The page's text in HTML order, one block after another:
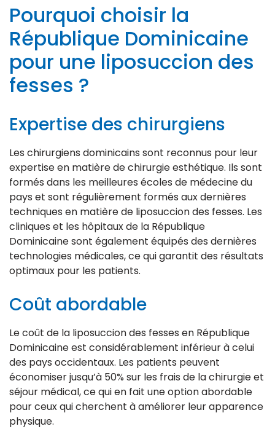
Pourquoi choisir la
République Dominicaine
pour une liposuccion des
fesses ?
Expertise des chirurgiens
Les chirurgiens dominicains sont reconnus pour leur
expertise en matière de chirurgie esthétique. Ils sont
formés dans les meilleures écoles de médecine du
pays et sont régulièrement formés aux dernières
techniques en matière de liposuccion des fesses. Les
cliniques et les hôpitaux de la République
Dominicaine sont également équipés des dernières
technologies médicales, ce qui garantit des résultats
optimaux pour les patients.
Coût abordable
Le coût de la liposuccion des fesses en République
Dominicaine est considérablement inférieur à celui
des pays occidentaux. Les patients peuvent
économiser jusqu’à 50% sur les frais de la chirurgie et
séjour médical, ce qui en fait une option abordable
pour ceux qui cherchent à améliorer leur apparence
physique.